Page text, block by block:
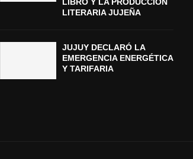
LITERARIA JUJEÑA
JUJUY DECLARÓ LA
EMERGENCIA ENERGÉTICA
Y TARIFARIA